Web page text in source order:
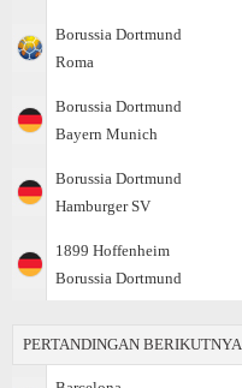
Borussia Dortmund
Roma
Borussia Dortmund
Bayern Munich
Borussia Dortmund
Hamburger SV
1899 Hoffenheim
Borussia Dortmund
PERTANDINGAN BERIKUTNYA